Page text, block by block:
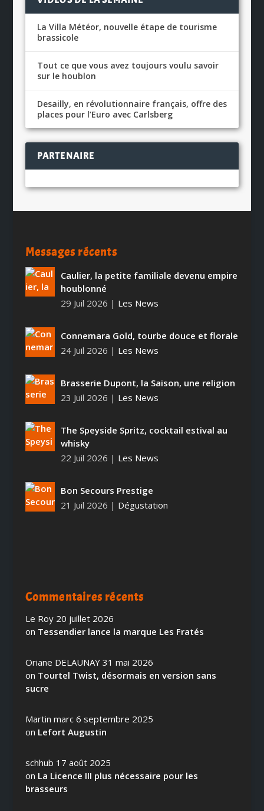
La Villa Météor, nouvelle étape de tourisme
brassicole
Tout ce que vous avez toujours voulu savoir
sur le houblon
Desailly, en révolutionnaire français, offre des
places pour l’Euro avec Carlsberg
PARTENAIRE
Messages récents
Caulier, la petite familiale devenu empire
houblonné
29 Juil 2026 | Les News
Connemara Gold, tourbe douce et florale
24 Juil 2026 | Les News
Brasserie Dupont, la Saison, une religion
23 Juil 2026 | Les News
The Speyside Spritz, cocktail estival au
whisky
22 Juil 2026 | Les News
Bon Secours Prestige
21 Juil 2026 | Dégustation
Commentaires récents
Le Roy 20 juillet 2026
on Tessendier lance la marque Les Fratés
Oriane DELAUNAY 31 mai 2026
on Tourtel Twist, désormais en version sans
sucre
Martin marc 6 septembre 2025
on Lefort Augustin
schhub 17 août 2025
on La Licence III plus nécessaire pour les
brasseurs